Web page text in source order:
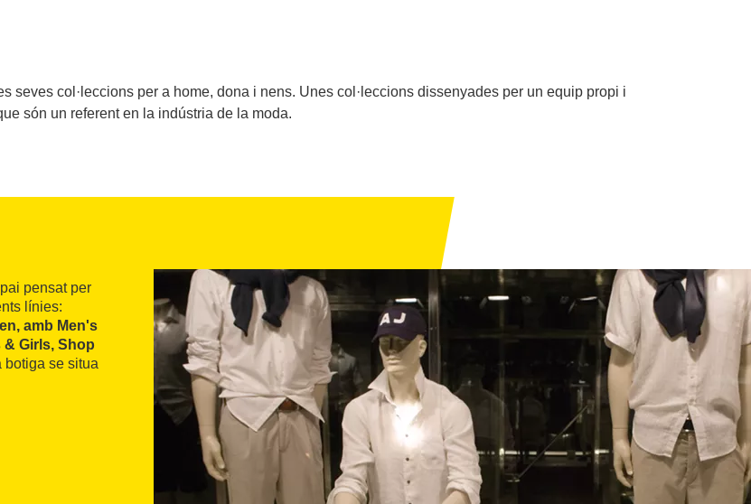
seves col·leccions per a home, dona i nens. Unes col·leccions dissenyades per un equip propi i
són un referent en la indústria de la moda.
pensat per
línies:
amb Men's
Girls, Shop
botiga se situa